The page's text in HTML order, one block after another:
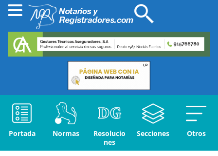
Portada Normas
Resolucio
nes
Secciones Otros